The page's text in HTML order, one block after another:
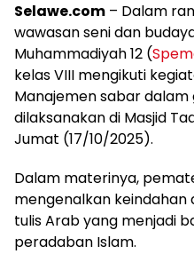
Selawe.com – Dalam
wawasan seni dan
Muhammadiyah 12 (
kelas VIII mengikuti
Manajemen sabar
dilaksanakan di Masjid
Jumat (17/10/2025).
Dalam materinya,
mengenalkan keindahan
tulis Arab yang menjadi
peradaban Islam.